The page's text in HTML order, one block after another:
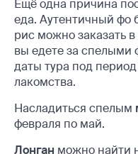
Ещё одна причина
еда. Аутентичный фо
рис можно заказать
вы едете за спелыми
даты тура под
лакомства.
Насладиться спелым
февраля по май.
Лонган можно найти